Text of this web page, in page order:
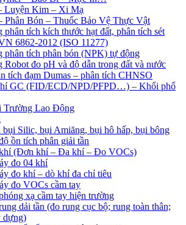
Luyện Kim – Xi Mạ
Phân Bón – Thuốc Bảo Vệ Thực Vật
phân tích kích thước hạt đất, phân tích sét
6862-2012 (ISO 11277)
phân tích phân bón (NPK) tự động
Robot đo pH và độ dẫn trong đất và nước
tích đạm Dumas – phân tích CHNSO
GC (FID/ECD/NPD/PFPD…) – Khối phổ
Trường Lao Động
bụi Silic, bụi Amiăng, bụi hô hấp, bụi bông
ồn tích phân giải tần
(Đơn khí – Đa khí – Đo VOCs)
đo 04 khí
đo khí – dò khí đa chỉ tiêu
đo VOCs cầm tay
xạ cầm tay hiện trường
dải tần (đo rung cục bộ; rung toàn thân;
dựng)